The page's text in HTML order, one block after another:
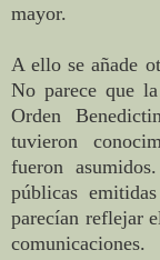
mayor.
A ello se añade
No parece que
Orden
tuvieron
fueron
públicas
parecían reflejar
comunicaciones.